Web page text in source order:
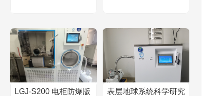
LGJ-S200 电柜防爆版
表层地球系统科学研究